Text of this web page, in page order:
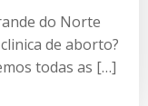
do Norte
de aborto?
todas as […]